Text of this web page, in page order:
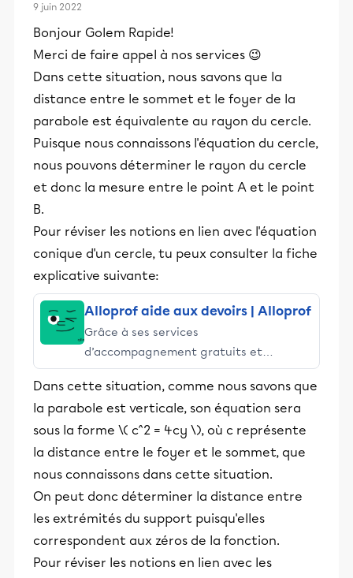
9 juin 2022
Bonjour Golem Rapide!
Merci de faire appel à nos services 😉
Dans cette situation, nous savons que la
distance entre le sommet et le foyer de la
parabole est équivalente au rayon du cercle.
Puisque nous connaissons l'équation du cercle,
nous pouvons déterminer le rayon du cercle
et donc la mesure entre le point A et le point
B.
Pour réviser les notions en lien avec l'équation
conique d'un cercle, tu peux consulter la fiche
explicative suivante:
Alloprof aide aux devoirs | Alloprof
Grâce à ses services
d’accompagnement gratuits et
stimulants, Alloprof engage les élèves
et leurs parents dans la réussite
éducative.
Dans cette situation, comme nous savons que
la parabole est verticale, son équation sera
sous la forme \( c^2 = 4cy \), où c représente
la distance entre le foyer et le sommet, que
nous connaissons dans cette situation.
On peut donc déterminer la distance entre
les extrémités du support puisqu'elles
correspondent aux zéros de la fonction.
Pour réviser les notions en lien avec les